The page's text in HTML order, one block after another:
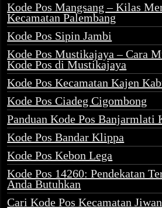
Kode Pos Mangsang – Kilas
Kecamatan Palembang
Kode Pos Sipin Jambi
Kode Pos Mustikajaya – Cara
Kode Pos di Mustikajaya
Kode Pos Kecamatan Kajen
Kode Pos Ciadeg Cigombong
Panduan Kode Pos Banjarmlati
Kode Pos Bandar Klippa
Kode Pos Kebon Lega
Kode Pos 14260: Pendekatan
Anda Butuhkan
Cari Kode Pos Kecamatan